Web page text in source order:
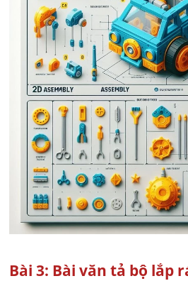
Bài 3: Bài văn tả bộ lắp